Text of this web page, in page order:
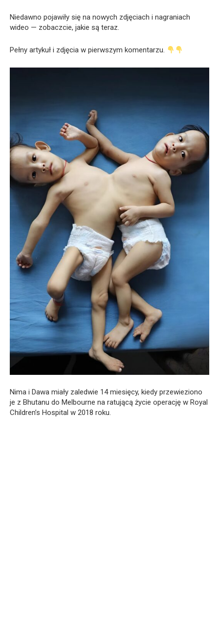
Niedawno pojawiły się na nowych zdjęciach i nagraniach
wideo — zobaczcie, jakie są teraz.
Pełny artykuł i zdjęcia w pierwszym komentarzu.
Nima i Dawa miały zaledwie 14 miesięcy, kiedy przewieziono
je z Bhutanu do Melbourne na ratującą życie operację w Royal
Children’s Hospital w 2018 roku.